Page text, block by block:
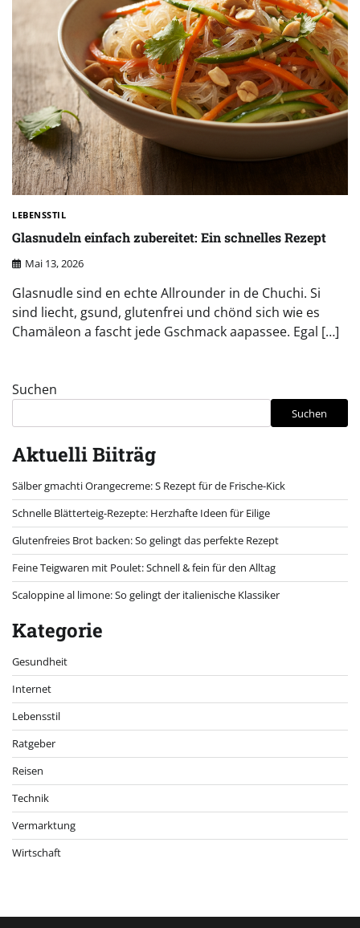
LEBENSSTIL
Glasnudeln einfach zubereitet: Ein schnelles Rezept
Mai 13, 2026
Glasnudle sind en echte Allrounder in de Chuchi. Si
sind liecht, gsund, glutenfrei und chönd sich wie es
Chamäleon a fascht jede Gschmack aapassee. Egal […]
Suchen
Suchen
Aktuelli Biiträg
Sälber gmachti Orangecreme: S Rezept für de Frische-Kick
Schnelle Blätterteig-Rezepte: Herzhafte Ideen für Eilige
Glutenfreies Brot backen: So gelingt das perfekte Rezept
Feine Teigwaren mit Poulet: Schnell & fein für den Alltag
Scaloppine al limone: So gelingt der italienische Klassiker
Kategorie
Gesundheit
Internet
Lebensstil
Ratgeber
Reisen
Technik
Vermarktung
Wirtschaft